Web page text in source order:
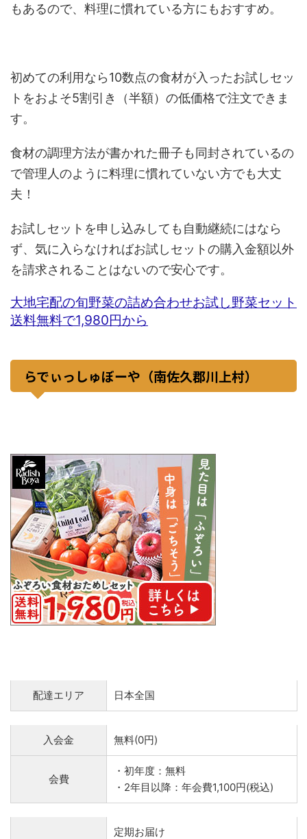
もあるので、料理に慣れている方にもおすすめ。
初めての利用なら10数点の食材が入ったお試しセッ
トをおよそ5割引き（半額）の低価格で注文できま
す。
食材の調理方法が書かれた冊子も同封されているの
で管理人のように料理に慣れていない方でも大丈
夫！
お試しセットを申し込みしても自動継続にはなら
ず、気に入らなければお試しセットの購入金額以外
を請求されることはないので安心です。
大地宅配の旬野菜の詰め合わせお試し野菜セット
送料無料で1,980円から
らでぃっしゅぼーや（南佐久郡川上村）
配達エリア 日本全国
入会金 無料(0円)
会費
・初年度：無料
・2年目以降：年会費1,100円(税込)
定期お届け